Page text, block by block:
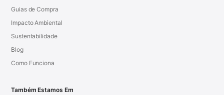
Guias de Compra
Impacto Ambiental
Sustentabilidade
Blog
Como Funciona
Também Estamos Em